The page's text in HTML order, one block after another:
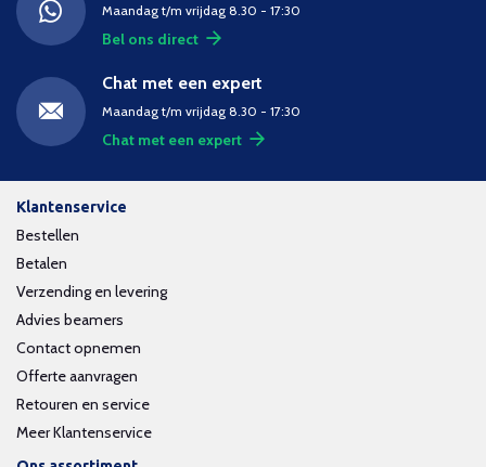
Maandag t/m vrijdag 8.30 - 17:30
Bel ons direct
Chat met een expert
Maandag t/m vrijdag 8.30 - 17:30
Chat met een expert
Klantenservice
Bestellen
Betalen
Verzending en levering
Advies beamers
Contact opnemen
Offerte aanvragen
Retouren en service
Meer Klantenservice